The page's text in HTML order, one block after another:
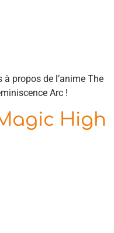
propos de l’anime The
Arc !
High